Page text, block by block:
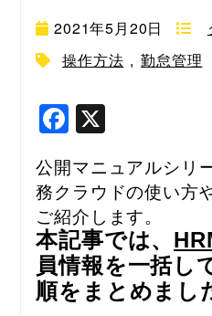
2021年5月20日
操作方法 , 勤怠管理
F
a
c
e
b
o
o
公開マニュアルシリ
務クラウドの使い方
ご紹介します。
本記事では、
員情報を一括し
順をまとめまし